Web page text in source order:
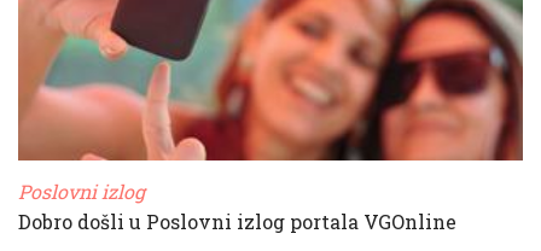
Poslovni izlog
Dobro došli u Poslovni izlog portala VGOnline